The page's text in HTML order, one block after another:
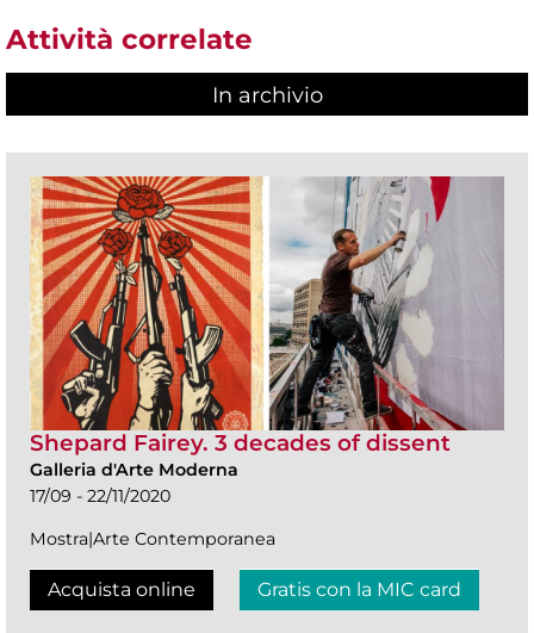
Attività correlate
In archivio
Shepard Fairey. 3 decades of dissent
Galleria d'Arte Moderna
17/09 - 22/11/2020
Mostra|Arte Contemporanea
Acquista online Gratis con la MIC card